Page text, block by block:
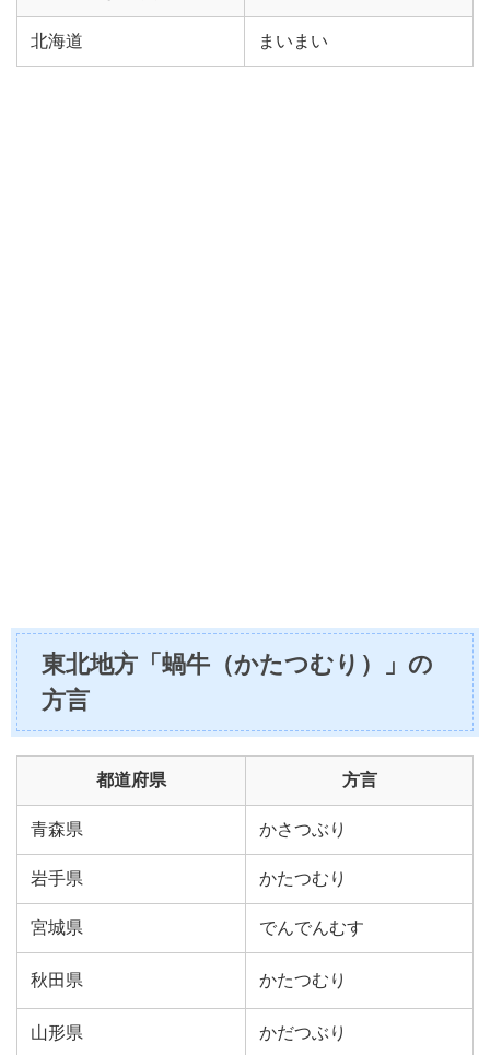
北海道 まいまい
東北地方「蝸牛（かたつむり）」の
方言
都道府県 方言
青森県 かさつぶり
岩手県 かたつむり
宮城県 でんでんむす
秋田県 かたつむり
山形県 かだつぶり